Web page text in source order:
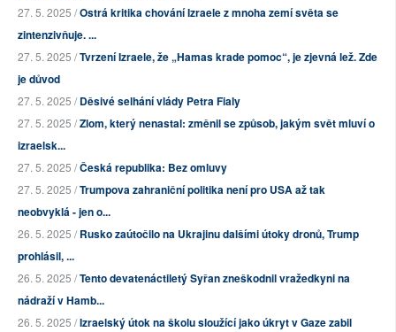
27. 5. 2025 /Ostrá kritika chování Izraele z mnoha zemí světa se
zintenzivňuje. ...
27. 5. 2025 /Tvrzení Izraele, že „Hamas krade pomoc“, je zjevná lež. Zde
je důvod
27. 5. 2025 /Děsivé selhání vlády Petra Fialy
27. 5. 2025 /Zlom, který nenastal: změnil se způsob, jakým svět mluví o
izraelsk...
27. 5. 2025 /Česká republika: Bez omluvy
27. 5. 2025 /Trumpova zahraniční politika není pro USA až tak
neobvyklá - jen o...
26. 5. 2025 /Rusko zaútočilo na Ukrajinu dalšími útoky dronů, Trump
prohlásil, ...
26. 5. 2025 /Tento devatenáctiletý Syřan zneškodnil vražedkyni na
nádraží v Hamb...
26. 5. 2025 /Izraelský útok na školu sloužící jako úkryt v Gaze zabil